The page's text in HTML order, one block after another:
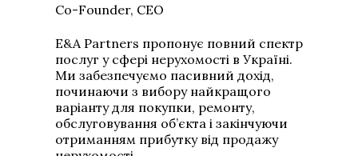
Co-Founder, CEO
E&A Partners пропонує повний спектр
послуг у сфері нерухомості в Україні.
Ми забезпечуємо пасивний дохід,
починаючи з вибору найкращого
варіанту для покупки, ремонту,
обслуговування об’єкта і закінчуючи
отриманням прибутку від продажу